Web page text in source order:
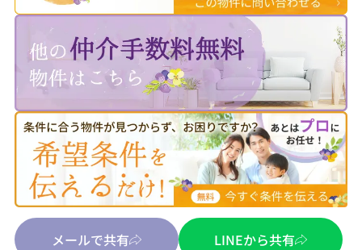
メールで共有 LINEから共有